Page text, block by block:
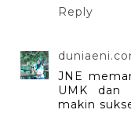
Reply
JNE
UMK dan
makin